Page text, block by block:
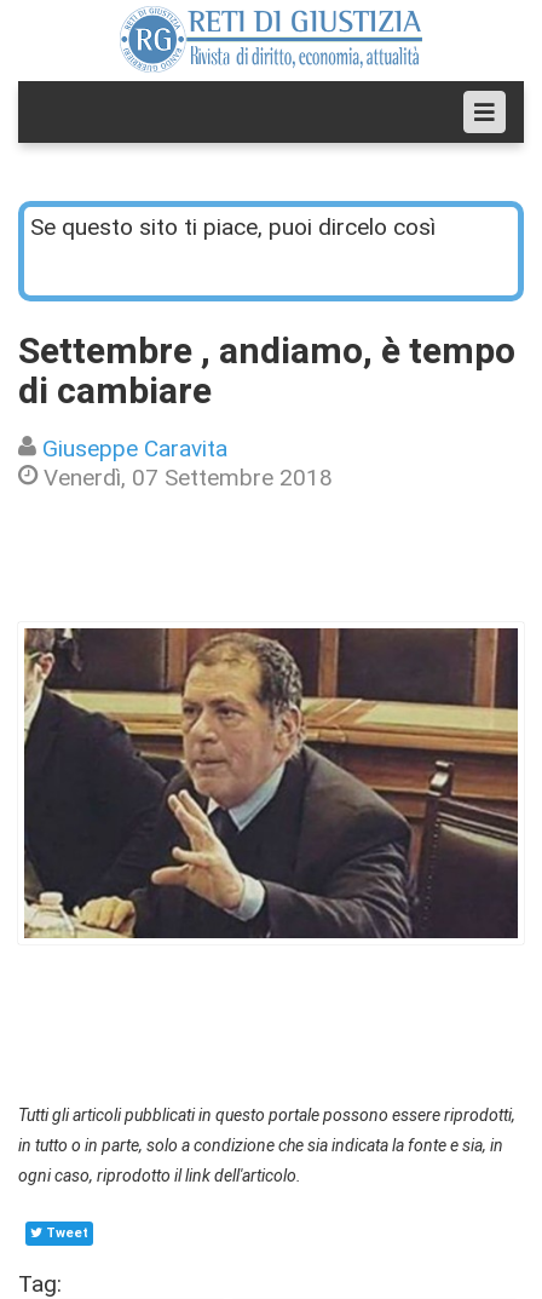
Se questo sito ti piace, puoi dircelo così
Settembre , andiamo, è tempo
di cambiare
Giuseppe Caravita
Venerdì, 07 Settembre 2018
Tutti gli articoli pubblicati in questo portale possono essere riprodotti,
in tutto o in parte, solo a condizione che sia indicata la fonte e sia, in
ogni caso, riprodotto il link dell'articolo.
Tweet
Tag: